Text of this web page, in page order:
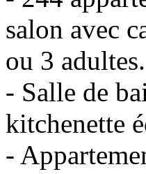
salon avec
ou 3 adultes.
- Salle de
kitchenette
-